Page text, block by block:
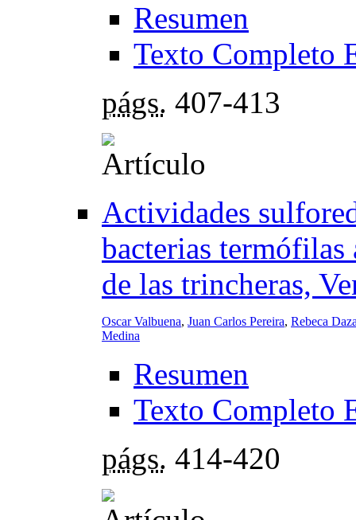
Resumen
Texto Completo
págs. 407-413
Actividades
bacterias termófilas
de las trincheras,
Oscar Valbuena, Juan Carlos Pereira, Rebeca
Medina
Resumen
Texto Completo
págs. 414-420